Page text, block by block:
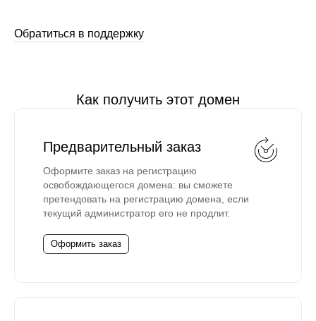
Обратиться в поддержку
Как получить этот домен
Предварительный заказ
Оформите заказ на регистрацию
освобождающегося домена: вы сможете
претендовать на регистрацию домена, если
текущий администратор его не продлит.
Оформить заказ